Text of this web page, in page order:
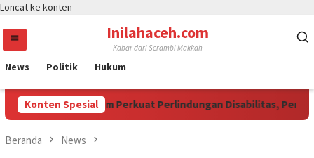
Loncat ke konten
Inilahaceh.com
Kabar dari Serambi Makkah
News Politik Hukum
Konten Spesial
Jadi Momentum Perkuat Perlindungan Disabilitas,
Beranda News